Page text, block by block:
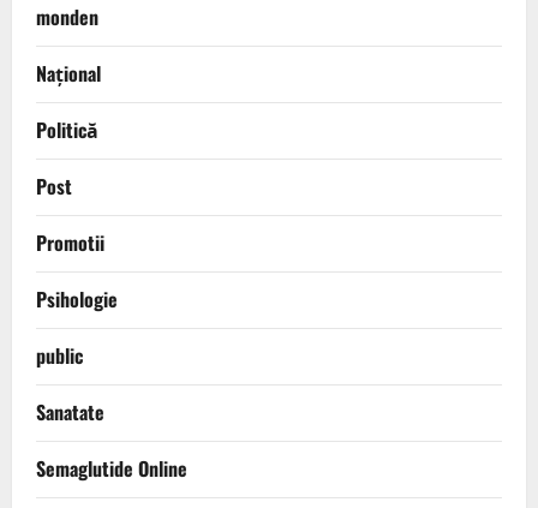
monden
Național
Politică
Post
Promotii
Psihologie
public
Sanatate
Semaglutide Online